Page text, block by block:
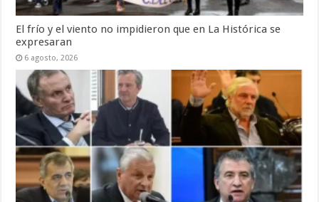
El frío y el viento no impidieron que en La Histórica se
expresaran
6 agosto, 2026